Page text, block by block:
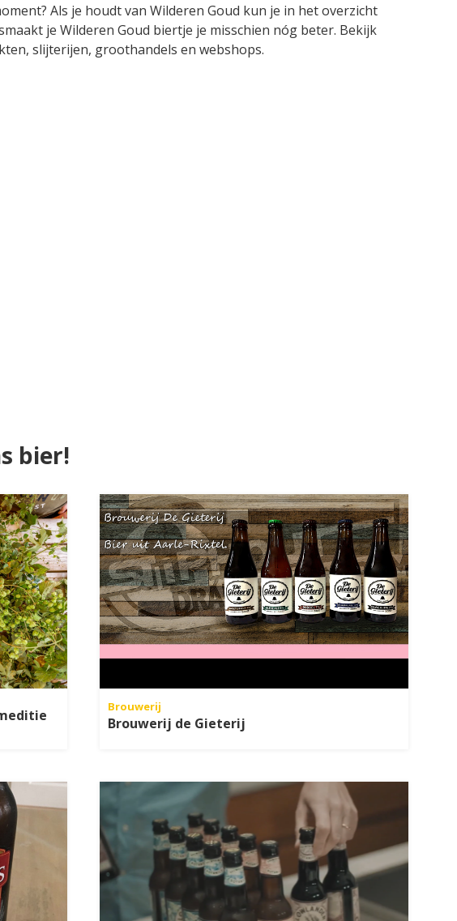
Als je houdt van Wilderen Goud kun je in het overzicht
je Wilderen Goud biertje je misschien nóg beter. Bekijk
slijterijen, groothandels en webshops.
bier!
Brouwerij
Brouwerij de Gieterij